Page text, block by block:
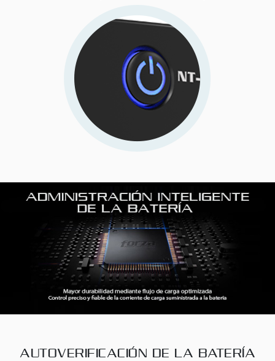
AUTOVERIFICACIÓN DE LA BATERÍA